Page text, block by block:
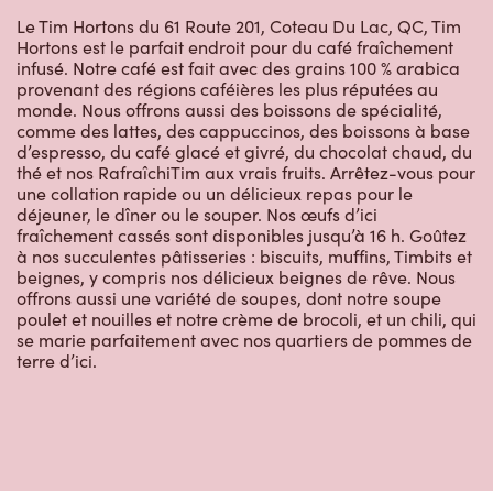
Le Tim Hortons du 61 Route 201, Coteau Du Lac, QC, Tim
Hortons est le parfait endroit pour du café fraîchement
infusé. Notre café est fait avec des grains 100 % arabica
provenant des régions caféières les plus réputées au
monde. Nous offrons aussi des boissons de spécialité,
comme des lattes, des cappuccinos, des boissons à base
d’espresso, du café glacé et givré, du chocolat chaud, du
thé et nos RafraîchiTim aux vrais fruits. Arrêtez-vous pour
une collation rapide ou un délicieux repas pour le
déjeuner, le dîner ou le souper. Nos œufs d’ici
fraîchement cassés sont disponibles jusqu’à 16 h. Goûtez
à nos succulentes pâtisseries : biscuits, muffins, Timbits et
beignes, y compris nos délicieux beignes de rêve. Nous
offrons aussi une variété de soupes, dont notre soupe
poulet et nouilles et notre crème de brocoli, et un chili, qui
se marie parfaitement avec nos quartiers de pommes de
terre d’ici.